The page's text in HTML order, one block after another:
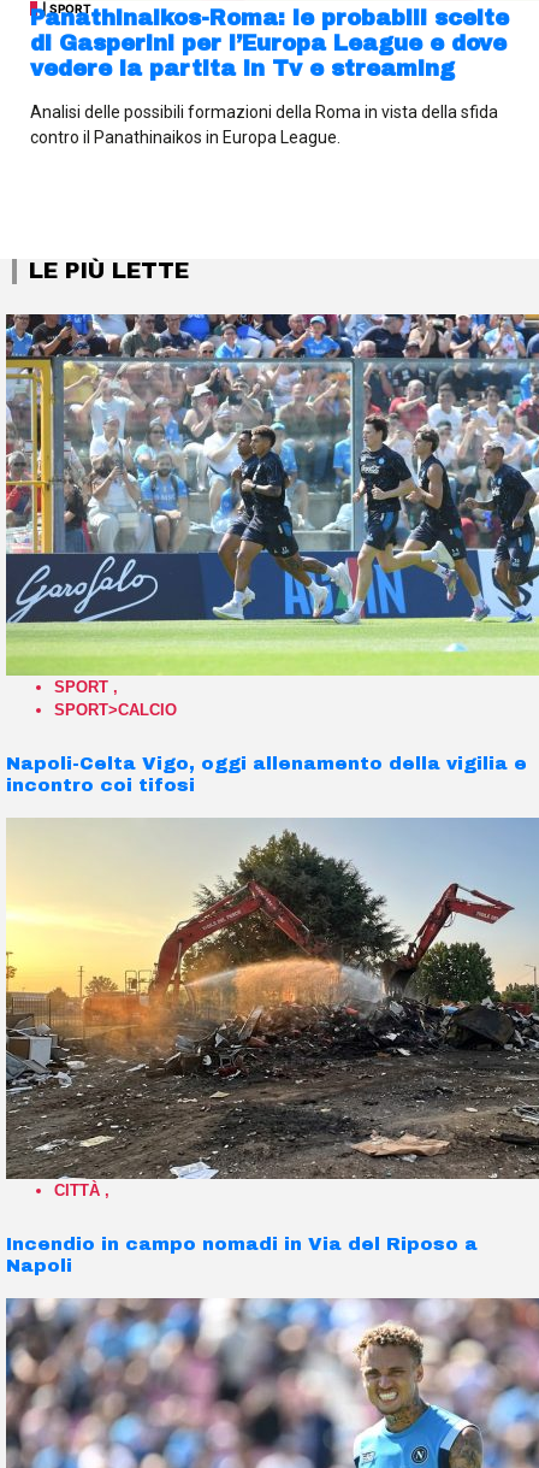
| SPORT
Panathinaikos-Roma: le probabili scelte
di Gasperini per l’Europa League e dove
vedere la partita in Tv e streaming
Analisi delle possibili formazioni della Roma in vista della sfida
contro il Panathinaikos in Europa League.
LE PIÙ LETTE
SPORT ,
SPORT>CALCIO
Napoli-Celta Vigo, oggi allenamento della vigilia e
incontro coi tifosi
CITTÀ ,
Incendio in campo nomadi in Via del Riposo a
Napoli